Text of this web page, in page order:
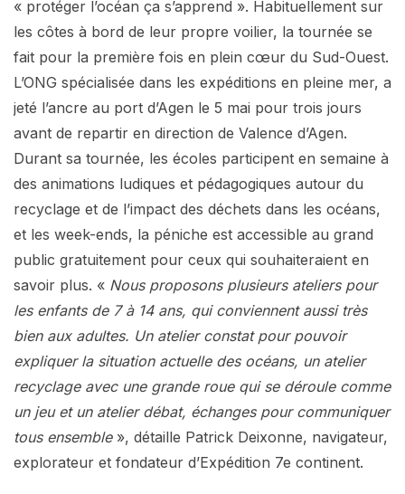
« protéger l’océan ça s’apprend ». Habituellement sur
les côtes à bord de leur propre voilier, la tournée se
fait pour la première fois en plein cœur du Sud-Ouest.
L’ONG spécialisée dans les expéditions en pleine mer, a
jeté l’ancre au port d’Agen le 5 mai pour trois jours
avant de repartir en direction de Valence d’Agen.
Durant sa tournée, les écoles participent en semaine à
des animations ludiques et pédagogiques autour du
recyclage et de l’impact des déchets dans les océans,
et les week-ends, la péniche est accessible au grand
public gratuitement pour ceux qui souhaiteraient en
savoir plus. « Nous proposons plusieurs ateliers pour
les enfants de 7 à 14 ans, qui conviennent aussi très
bien aux adultes. Un atelier constat pour pouvoir
expliquer la situation actuelle des océans, un atelier
recyclage avec une grande roue qui se déroule comme
un jeu et un atelier débat, échanges pour communiquer
tous ensemble», détaille Patrick Deixonne, navigateur,
explorateur et fondateur d’Expédition 7e continent.